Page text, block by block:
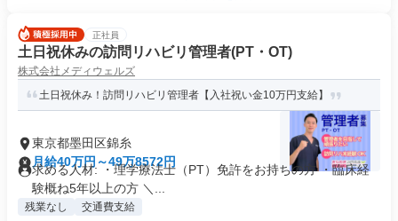
正社員
土日祝休みの訪問リハビリ管理者(PT・OT)
株式会社メディウェルズ
土日祝休み！訪問リハビリ管理者【入社祝い金10万円支給】
東京都墨田区錦糸
月給40万円～49万8572円
求める人材: ・理学療法士（PT）免許をお持ちの方 ・臨床経
験概ね5年以上の方 ＼...
残業なし 交通費支給